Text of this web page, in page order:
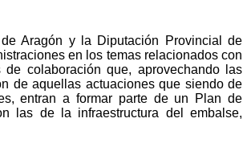
Aragón y la Diputación Provincial de
en los temas relacionados con
colaboración que, aprovechando las
de aquellas actuaciones que siendo de
entran a formar parte de un Plan de
las de la infraestructura del embalse,